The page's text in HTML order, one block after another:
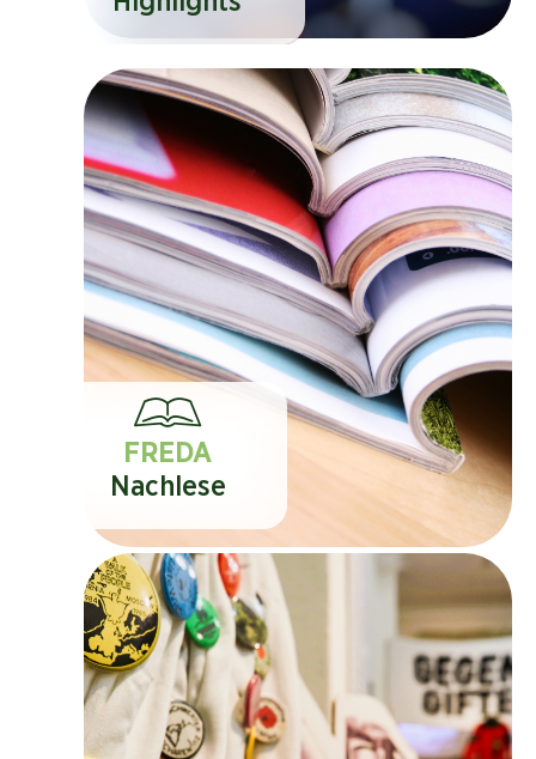
FREDA
Nachlese